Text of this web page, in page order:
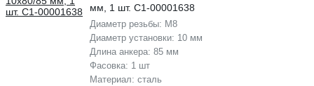
мм, 1 шт. С1-00001638
Диаметр резьбы: М8
Диаметр установки: 10 мм
Длина анкера: 85 мм
Фасовка: 1 шт
Материал: сталь